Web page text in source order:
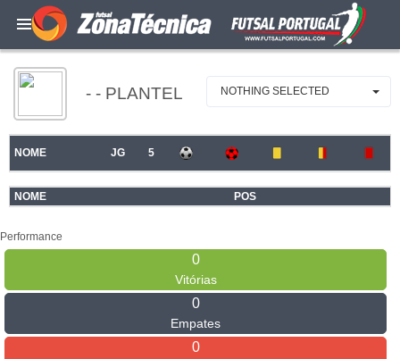
- - PLANTEL NOTHING SELECTED
NOME JG 5
NOME POS
Performance
0
Vitórias
0
Empates
0